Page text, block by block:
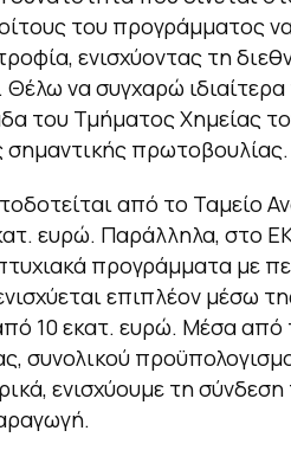
του προγράμματος
ενισχύοντας τη
Θέλω να συγχαρώ
του Τμήματος Χημείας
πρωτοβουλίας.
από το Ταμείο
ευρώ. Παράλληλα, στο
προγράμματα με
επιπλέον μέσω
10 εκατ. ευρώ. Μέσα από
συνολικού
ενισχύουμε τη